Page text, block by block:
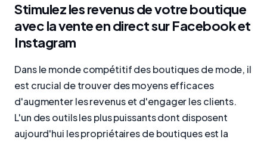
Stimulez les revenus de votre boutique
avec la vente en direct sur Facebook et
Instagram
Dans le monde compétitif des boutiques de mode, il
est crucial de trouver des moyens efficaces
d'augmenter les revenus et d'engager les clients.
L'un des outils les plus puissants dont disposent
aujourd'hui les propriétaires de boutiques est la